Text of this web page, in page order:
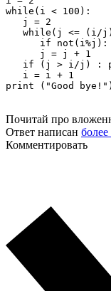
while(i < 100):
   j = 2
while(j <= (i/
if not(i%j):
      j = j + 1
if (j > i/j) :
   i = i + 1
print ("Good bye!")
Почитай про
Ответ написан более
Комментировать